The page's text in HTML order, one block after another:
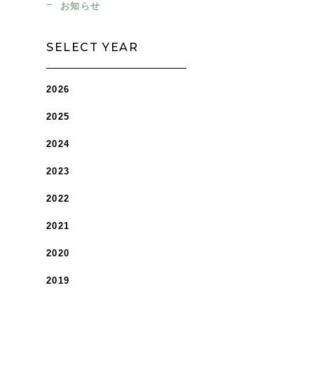
お知らせ
SELECT YEAR
2026
2025
2024
2023
2022
2021
2020
2019